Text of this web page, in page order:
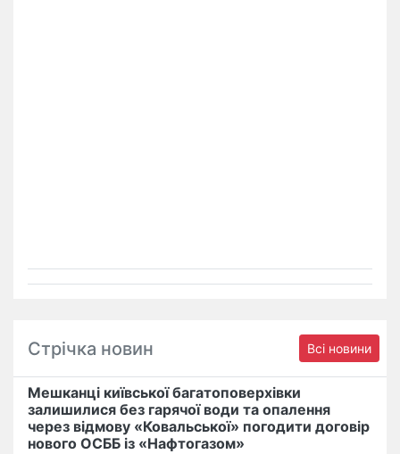
Стрічка новин Всі новини
Мешканці київської багатоповерхівки
залишилися без гарячої води та опалення
через відмову «Ковальської» погодити договір
нового ОСББ із «Нафтогазом»